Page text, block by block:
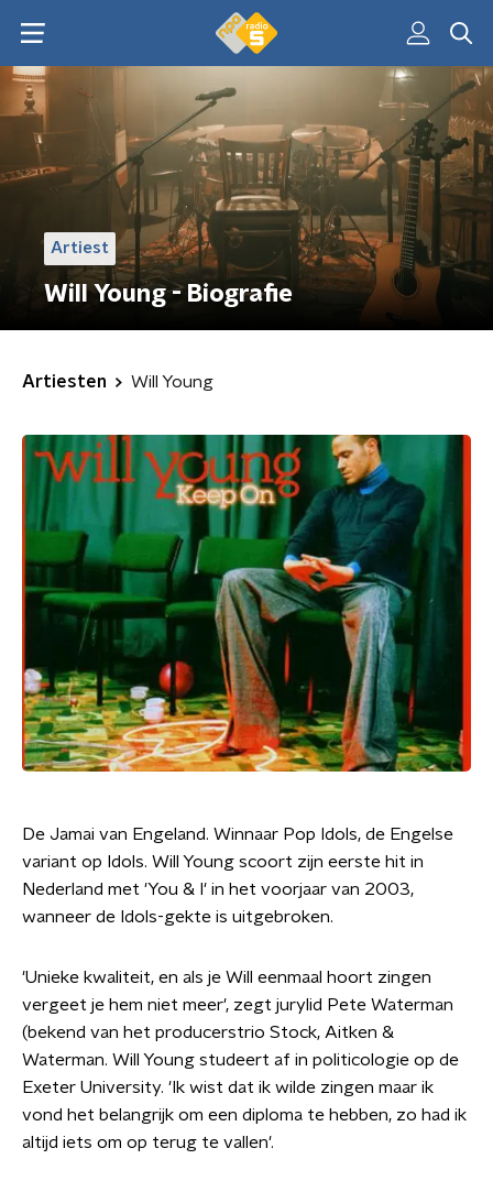
Artiest
Will Young - Biografie
Artiesten Will Young
De Jamai van Engeland. Winnaar Pop Idols, de Engelse
variant op Idols. Will Young scoort zijn eerste hit in
Nederland met 'You & I' in het voorjaar van 2003,
wanneer de Idols-gekte is uitgebroken.
'Unieke kwaliteit, en als je Will eenmaal hoort zingen
vergeet je hem niet meer', zegt jurylid Pete Waterman
(bekend van het producerstrio Stock, Aitken &
Waterman. Will Young studeert af in politicologie op de
Exeter University. 'Ik wist dat ik wilde zingen maar ik
vond het belangrijk om een diploma te hebben, zo had ik
altijd iets om op terug te vallen'.